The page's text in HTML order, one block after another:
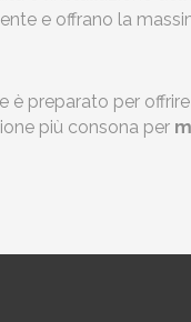
e offrano la
è preparato per
più consona per